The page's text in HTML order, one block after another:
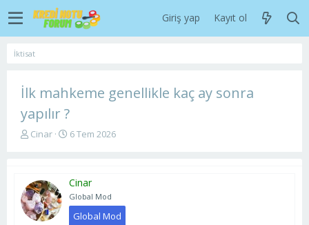
Giriş yap Kayıt ol
İktisat
İlk mahkeme genellikle kaç ay sonra
yapılır ?
K
y
u
b
a
Cinar
B
a
n
g
6 Tem 2026
Cinar
Global Mod
Global Mod